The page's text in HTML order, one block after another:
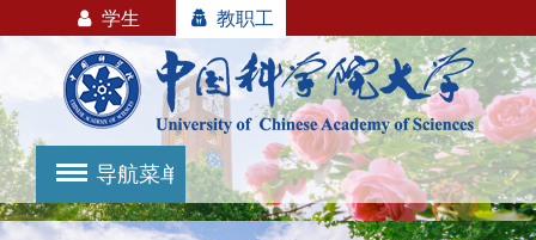
学生 教职工